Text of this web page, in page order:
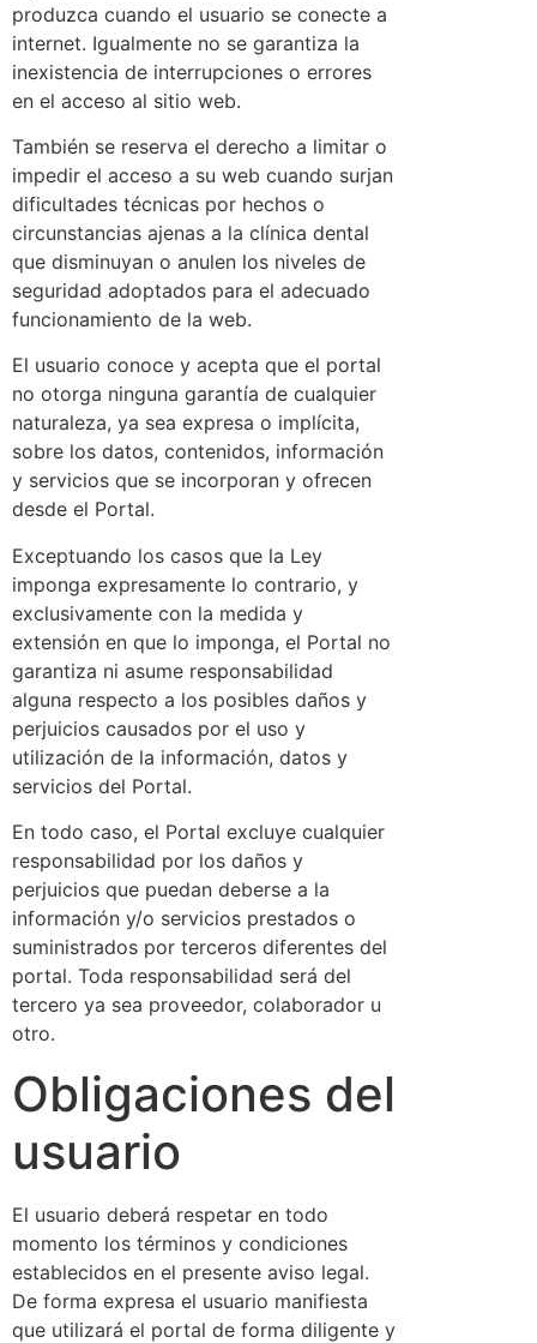
produzca cuando el usuario se conecte a
internet. Igualmente no se garantiza la
inexistencia de interrupciones o errores
en el acceso al sitio web.
También se reserva el derecho a limitar o
impedir el acceso a su web cuando surjan
dificultades técnicas por hechos o
circunstancias ajenas a la clínica dental
que disminuyan o anulen los niveles de
seguridad adoptados para el adecuado
funcionamiento de la web.
El usuario conoce y acepta que el portal
no otorga ninguna garantía de cualquier
naturaleza, ya sea expresa o implícita,
sobre los datos, contenidos, información
y servicios que se incorporan y ofrecen
desde el Portal.
Exceptuando los casos que la Ley
imponga expresamente lo contrario, y
exclusivamente con la medida y
extensión en que lo imponga, el Portal no
garantiza ni asume responsabilidad
alguna respecto a los posibles daños y
perjuicios causados por el uso y
utilización de la información, datos y
servicios del Portal.
En todo caso, el Portal excluye cualquier
responsabilidad por los daños y
perjuicios que puedan deberse a la
información y/o servicios prestados o
suministrados por terceros diferentes del
portal. Toda responsabilidad será del
tercero ya sea proveedor, colaborador u
otro.
Obligaciones del
usuario
El usuario deberá respetar en todo
momento los términos y condiciones
establecidos en el presente aviso legal.
De forma expresa el usuario manifiesta
que utilizará el portal de forma diligente y